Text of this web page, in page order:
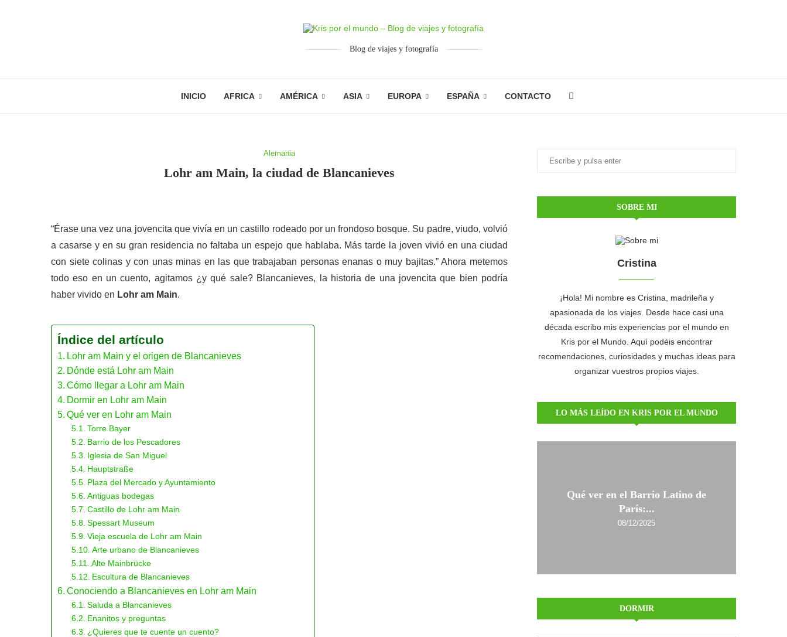
Blog de viajes y fotografía
INICIO AFRICA AMÉRICA ASIA EUROPA ESPAÑA CONTACTO
Alemania
Lohr am Main, la ciudad de Blancanieves
“Érase una vez una jovencita que vivía en un castillo rodeado por un frondoso bosque. Su padre, viudo, volvió
a casarse y en su gran residencia no faltaba un espejo que hablaba. Más tarde la joven vivió en una ciudad
con siete colinas y con unas minas en las que trabajaban personas enanas o muy bajitas.” Ahora metemos
todo eso en un cuento, agitamos ¿y qué sale? Blancanieves, la historia de una jovencita que bien podría
haber vivido en Lohr am Main.
Índice del artículo
Lohr am Main y el origen de Blancanieves
Dónde está Lohr am Main
Cómo llegar a Lohr am Main
Dormir en Lohr am Main
Qué ver en Lohr am Main
Torre Bayer
Barrio de los Pescadores
Iglesia de San Miguel
Hauptstraße
Plaza del Mercado y Ayuntamiento
Antiguas bodegas
Castillo de Lohr am Main
Spessart Museum
Vieja escuela de Lohr am Main
Arte urbano de Blancanieves
Alte Mainbrücke
Escultura de Blancanieves
Conociendo a Blancanieves en Lohr am Main
Saluda a Blancanieves
Enanitos y preguntas
¿Quieres que te cuente un cuento?
SOBRE MI
Cristina
¡Hola! Mi nombre es Cristina, madrileña y
apasionada de los viajes. Desde hace casi una
década escribo mis experiencias por el mundo en
Kris por el Mundo. Aquí podéis encontrar
recomendaciones, curiosidades y muchas ideas para
organizar vuestros propios viajes.
LO MÁS LEÍDO EN KRIS POR EL MUNDO
Qué ver en el Barrio Latino de
París:...
08/12/2025
DORMIR